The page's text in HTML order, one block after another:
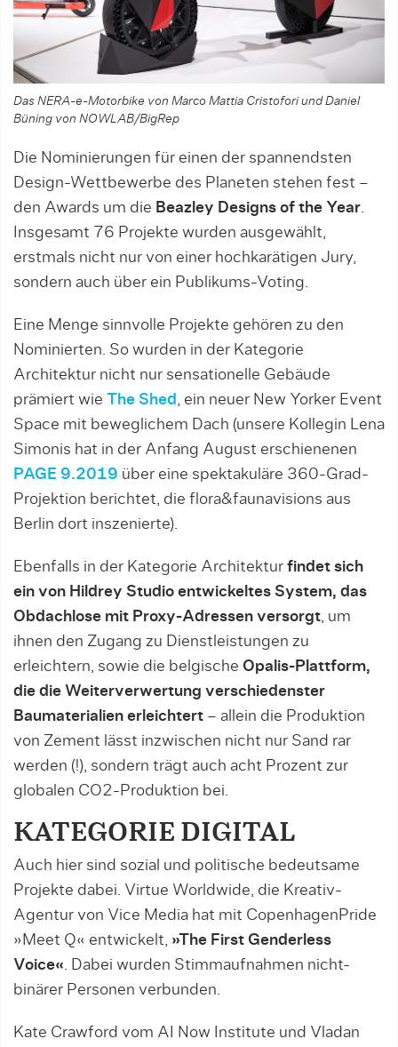
Das NERA-e-Motorbike von Marco Mattia Cristofori und Daniel
Büning von NOWLAB/BigRep
Die Nominierungen für einen der spannendsten
Design-Wettbewerbe des Planeten stehen fest –
den Awards um die Beazley Designs of the Year.
Insgesamt 76 Projekte wurden ausgewählt,
erstmals nicht nur von einer hochkarätigen Jury,
sondern auch über ein Publikums-Voting.
Eine Menge sinnvolle Projekte gehören zu den
Nominierten. So wurden in der Kategorie
Architektur nicht nur sensationelle Gebäude
prämiert wie The Shed , ein neuer New Yorker Event
Space mit beweglichem Dach (unsere Kollegin Lena
Simonis hat in der Anfang August erschienenen
PAGE 9.2019 über eine spektakuläre 360-Grad-
Projektion berichtet, die flora&faunavisions aus
Berlin dort inszenierte).
Ebenfalls in der Kategorie Architektur findet sich
ein von Hildrey Studio entwickeltes System, das
Obdachlose mit Proxy-Adressen versorgt, um
ihnen den Zugang zu Dienstleistungen zu
erleichtern, sowie die belgische Opalis-Plattform,
die die Weiterverwertung verschiedenster
Baumaterialien erleichtert – allein die Produktion
von Zement lässt inzwischen nicht nur Sand rar
werden (!), sondern trägt auch acht Prozent zur
globalen CO2-Produktion bei.
KATEGORIE DIGITAL
Auch hier sind sozial und politische bedeutsame
Projekte dabei. Virtue Worldwide, die Kreativ-
Agentur von Vice Media hat mit CopenhagenPride
»Meet Q« entwickelt, »The First Genderless
Voice«. Dabei wurden Stimmaufnahmen nicht-
binärer Personen verbunden.
Kate Crawford vom AI Now Institute und Vladan